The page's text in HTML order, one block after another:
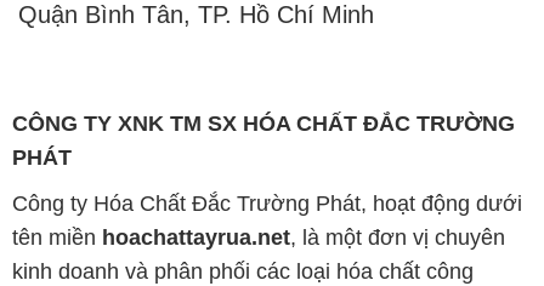
Quận Bình Tân, TP. Hồ Chí Minh
CÔNG TY XNK TM SX HÓA CHẤT ĐẮC TRƯỜNG
PHÁT
Công ty Hóa Chất Đắc Trường Phát, hoạt động dưới
tên miền hoachattayrua.net, là một đơn vị chuyên
kinh doanh và phân phối các loại hóa chất công